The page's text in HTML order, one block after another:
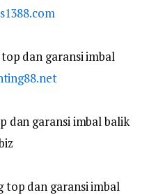
dan garansi imbal
dan garansi imbal balik
top dan garansi imbal